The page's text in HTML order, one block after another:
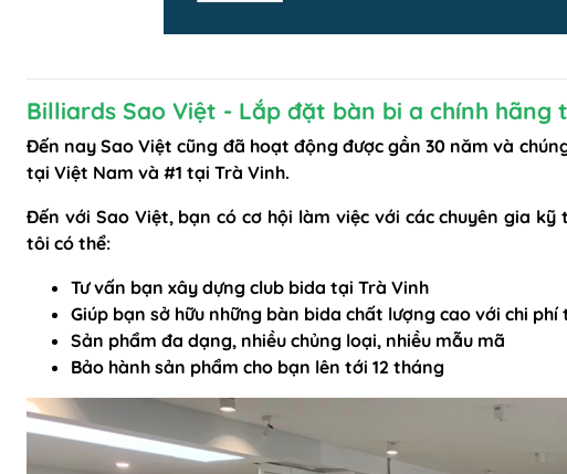
Billiards Sao Việt - Lắp đặt bàn bi a chính hãng
Đến nay Sao Việt cũng đã hoạt động được gần 30 năm và
tại Việt Nam và #1 tại Trà Vinh.
Đến với Sao Việt, bạn có cơ hội làm việc với các chuyên gia
tôi có thể:
Tư vấn bạn xây dựng club bida tại Trà Vinh
Giúp bạn sở hữu những bàn bida chất lượng cao với chi
Sản phẩm đa dạng, nhiều chủng loại, nhiều mẫu mã
Bảo hành sản phẩm cho bạn lên tới 12 tháng